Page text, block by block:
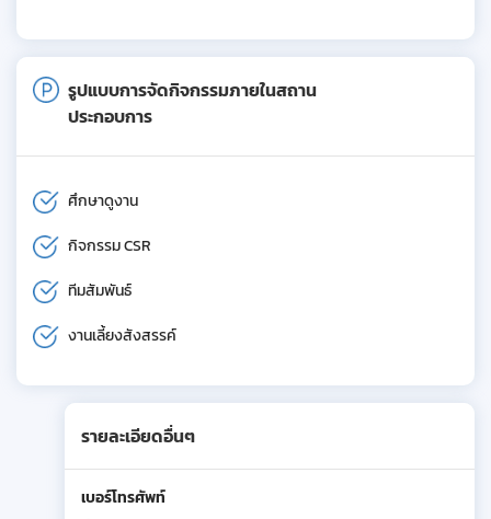
รูปแบบการจัดกิจกรรมภายในสถาน
ประกอบการ
ศึกษาดูงาน
กิจกรรม CSR
ทีมสัมพันธ์
งานเลี้ยงสังสรรค์
รายละเอียดอื่นๆ
เบอร์โทรศัพท์